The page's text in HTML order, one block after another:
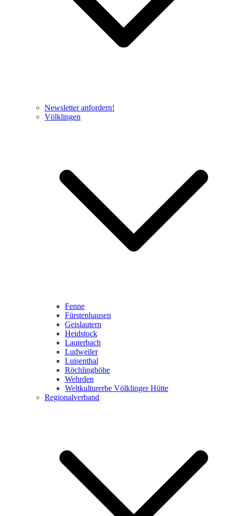
Newsletter anfordern!
Völklingen
Fenne
Fürstenhausen
Geislautern
Heidstock
Lauterbach
Ludweiler
Luisenthal
Röchlinghöhe
Wehrden
Weltkulturerbe Völklinger Hütte
Regionalverband